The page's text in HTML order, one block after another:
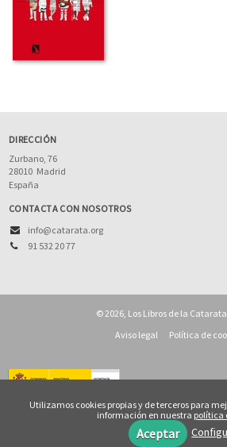
DIRECCIÓN
Zurbano, 76
28010 Madrid
España
CONTACTA CON NOSOTROS
info@catarata.org
91 532 20 77
© 2026, Los Libros de la
Aviso legal
Política de
Utilizamos cookies propias y de terceros para
información en nuestra política
Aceptar